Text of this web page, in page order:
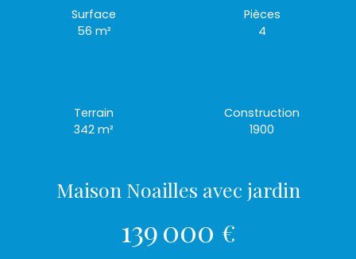
Surface
56 m²
Pièces
4
Terrain
342m²
Construction
1900
Maison Noailles avec jardin
139 000 €